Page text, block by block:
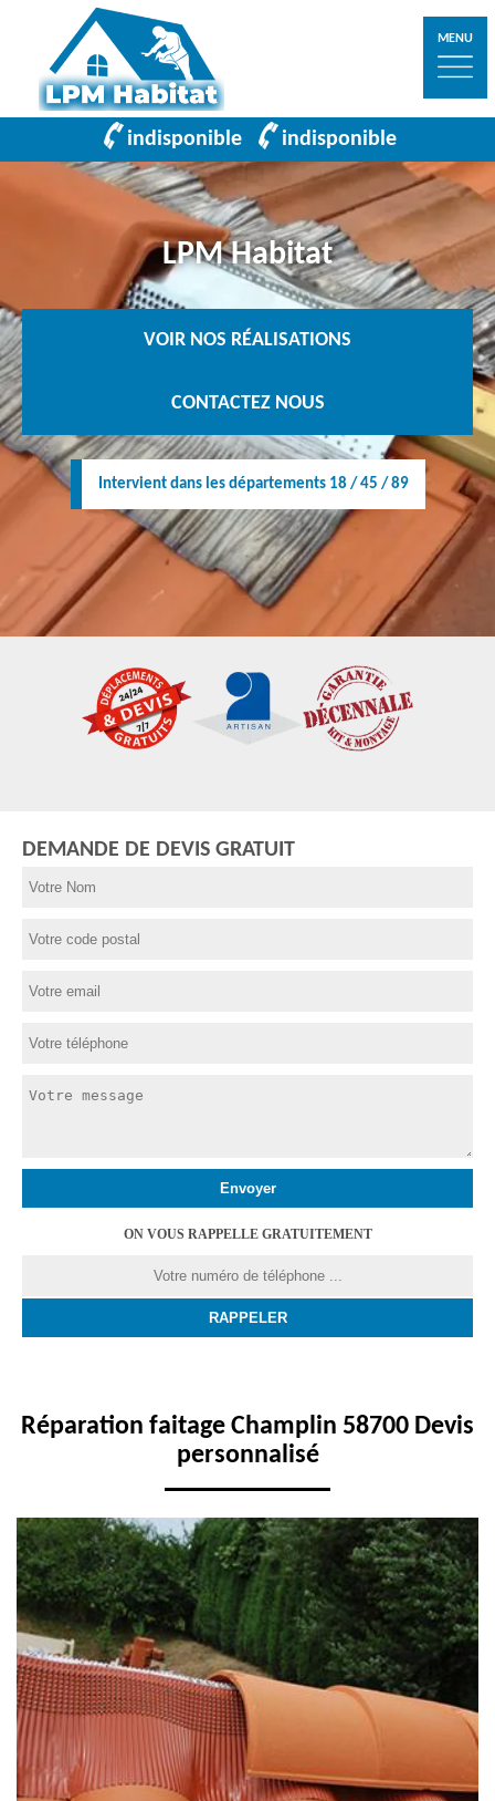
MENU
indisponible indisponible
LPM Habitat
VOIR NOS RÉALISATIONS
CONTACTEZ NOUS
Intervient dans les départements 18 / 45 / 89
DEMANDE DE DEVIS GRATUIT
ON VOUS RAPPELLE GRATUITEMENT
Réparation faitage Champlin 58700 Devis
personnalisé